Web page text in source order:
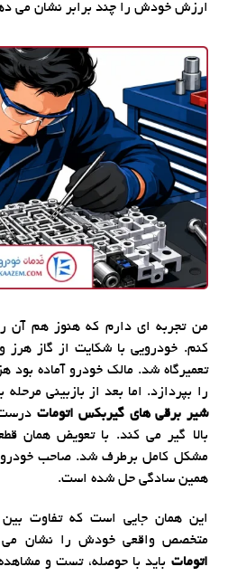
ارزش خودش را چند برابر نشان می
من تجربه ای دارم که هنوز هم آن
کنم. خودرویی با شکایت از گاز هرز
تعمیرگاه شد. مالک خودرو آماده
را بپردازد. اما بعد از بازبینی
شیر برقی های گیربکس اتومات درست
بالا گیر می کند. با تعویض همان
مشکل کامل برطرف شد. صاحب خودرو
همین سادگی حل شده است.
این همان جایی است که تفاوت
متخصص واقعی خودش را نشان
اتومات باید با حوصله، تست و